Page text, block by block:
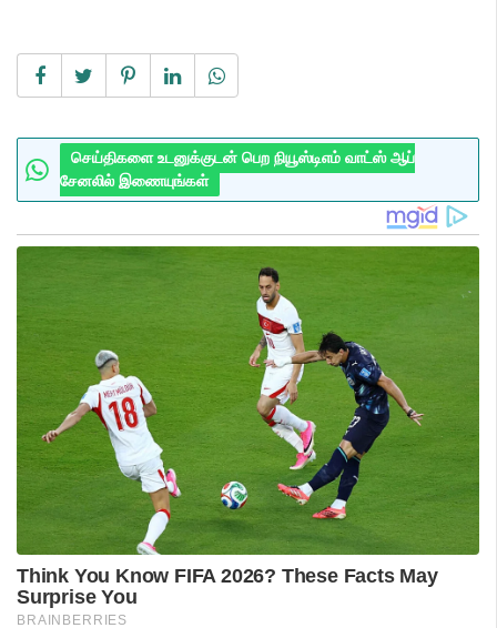
செய்திகளை உடனுக்குடன் பெற நியூஸ்டிஎம் வாட்ஸ் ஆப்
சேனலில் இணையுங்கள்